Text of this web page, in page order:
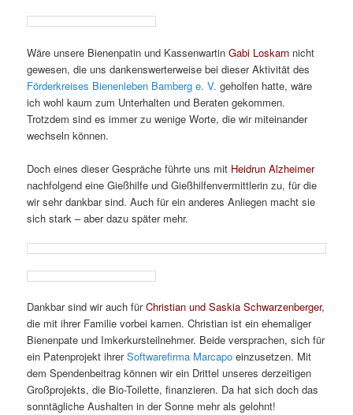
Wäre unsere Bienenpatin und KassenwartinGabi Loskarn nicht
gewesen, die uns dankenswerterweise bei dieser Aktivität des
Förderkreises Bienenleben Bamberg e. V. geholfen hatte, wäre
ich wohl kaum zum Unterhalten und Beraten gekommen.
Trotzdem sind es immer zu wenige Worte, die wir miteinander
wechseln können.
Doch eines dieser Gespräche führte uns mit Heidrun Alzheimer
nachfolgend eine Gießhilfe und Gießhilfenvermittlerin zu, für die
wir sehr dankbar sind. Auch für ein anderes Anliegen macht sie
sich stark – aber dazu später mehr.
Dankbar sind wir auch fürChristian und Saskia Schwarzenberger,
die mit ihrer Familie vorbei kamen. Christian ist ein ehemaliger
Bienenpate und Imkerkursteilnehmer. Beide versprachen, sich für
ein Patenprojekt ihrerSoftwarefirma Marcapo einzusetzen. Mit
dem Spendenbeitrag können wir ein Drittel unseres derzeitigen
Großprojekts, die Bio-Toilette, finanzieren. Da hat sich doch das
sonntägliche Aushalten in der Sonne mehr als gelohnt!